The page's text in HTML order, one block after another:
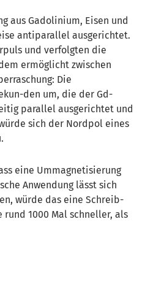
aus Gadolinium, Eisen und
antiparallel ausgerichtet.
und verfolgten die
ermöglicht zwischen
Die
den um, die der Gd-
parallel ausgerichtet und
sich der Nordpol eines
eine Ummagnetisierung
Anwendung lässt sich
würde das eine Schreib-
1000 Mal schneller, als